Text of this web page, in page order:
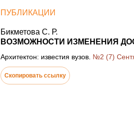
ПУБЛИКАЦИИ
Бикметова С. Р.
ВОЗМОЖНОСТИ ИЗМЕНЕНИЯ
Архитектон: известия вузов. №2 (7)
Скопировать ссылку